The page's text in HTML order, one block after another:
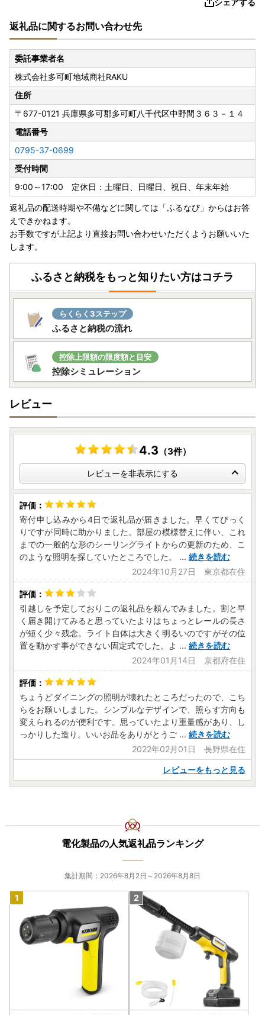
シェアする
返礼品に関するお問い合わせ先
委託事業者名
株式会社多可町地域商社RAKU
住所
〒677-0121 兵庫県多可郡多可町八千代区中野間３６３－１４
電話番号
0795-37-0699
受付時間
9:00～17:00 定休日：土曜日、日曜日、祝日、年末年始
返礼品の配送時期や不備などに関しては「ふるなび」からはお答
えできかねます。
お手数ですが上記より直接お問い合わせいただくようお願いいた
します。
ふるさと納税をもっと知りたい方はコチラ
らくらく3ステップ
ふるさと納税の流れ
控除上限額の限度額と目安
控除シミュレーション
レビュー
4.3 （3件）
レビューを非表示にする
寄付申し込みから4日で返礼品が届きました。早くてびっく
りですが同時に助かりました。部屋の模様替えに伴い、これ
までの一般的な形のシーリングライトからの更新のため、こ
のような照明を探していたところでした。
... 続きを読む
2024年10月27日 東京都在住
引越しを予定しておりこの返礼品を頼んでみました。割と早
く届き開けてみると思っていたよりはちょっとレールの長さ
が短く少々残念。ライト自体は大きく明るいのですがその位
置を動かす事ができない固定式でした。よ ... 続きを読む
2024年01月14日 京都府在住
ちょうどダイニングの照明が壊れたところだったので、こち
らをお願いしました。シンプルなデザインで、照らす方向も
変えられるのが便利です。思っていたより重量感があり、し
っかりした造り。いいお品をありがとうご ... 続きを読む
2022年02月01日 長野県在住
レビューをもっと見る
電化製品の人気返礼品ランキング
集計期間：2026年8月2日～2026年8月8日